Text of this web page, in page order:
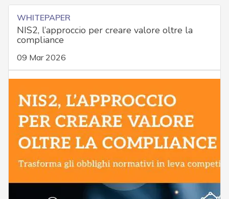
WHITEPAPER
NIS2, l’approccio per creare valore oltre la
compliance
09 Mar 2026